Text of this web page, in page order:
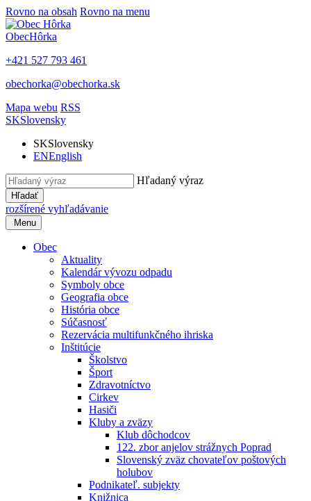
Rovno na obsah Rovno na menu
ObecHôrka
+421 527 793 461
obechorka@obechorka.sk
Mapa webu RSS
SKSlovensky
SKSlovensky
ENEnglish
Hľadaný výraz
Hľadať
rozšírené vyhľadávanie
Menu
Obec
Aktuality
Kalendár vývozu odpadu
Symboly obce
Geografia obce
História obce
Súčasnosť
Rezervácia multifunkčného ihriska
Inštitúcie
Školstvo
Šport
Zdravotníctvo
Cirkev
Hasiči
Kluby a zväzy
Klub dôchodcov
122. zbor anjelov strážnych Poprad
Slovenský zväz chovateľov poštových
holubov
Podnikateľ. subjekty
Knižnica